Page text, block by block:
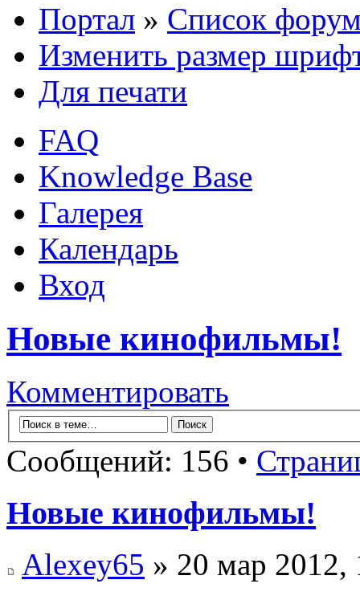
Портал » Список
Изменить размер
Для печати
FAQ
Knowledge Base
Галерея
Календарь
Вход
Новые кинофильмы!
Комментировать
Сообщений: 156 •
Новые кинофильмы!
Alexey65 » 20 мар 2012,